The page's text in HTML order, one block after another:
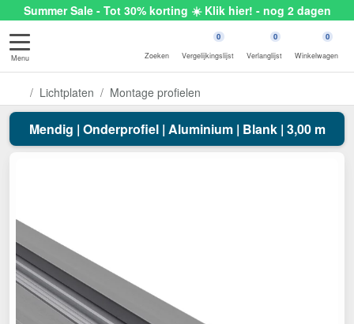
Summer Sale - Tot 30% korting ☀️ Klik hier! - nog 2 dagen
Menu Zoeken
0
Vergelijkingslijst
0
Verlanglijst
0
Winkelwagen
Lichtplaten Montage profielen
Mendig | Onderprofiel | Aluminium | Blank | 3,00 m